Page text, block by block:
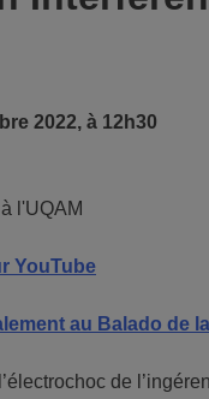
2022, à 12h30
l'UQAM
YouTube
au Balado de
de